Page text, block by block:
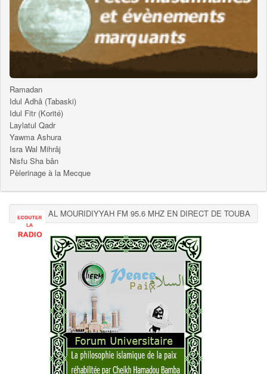
Ramadan
Idul Adhâ (Tabaski)
Idul Fitr (Korité)
Laylatul Qadr
Yawma Ashura
Isra Wal Mihrâj
Nisfu Sha bân
Pèlerinage à la Mecque
AL MOURIDIYYAH FM 95.6 MHZ EN DIRECT DE TOUBA